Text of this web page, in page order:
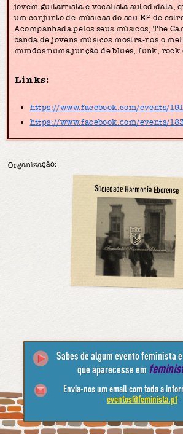
jovem guitarrista e vocalista autodidata,
um conjunto de músicas do seu EP de
Acompanhada pelos seus músicos, The
banda de jovens músicos mostra-nos o
mundos numa junção de blues, funk, rock
Links:
https://www.facebook.com/events/
https://www.facebook.com/events/
Organização:
Sociedade Harmonia Eborense
Sabes de algum evento feminista
que aparecesse em
Envia-nos um email com toda a
eventos@feminista.pt